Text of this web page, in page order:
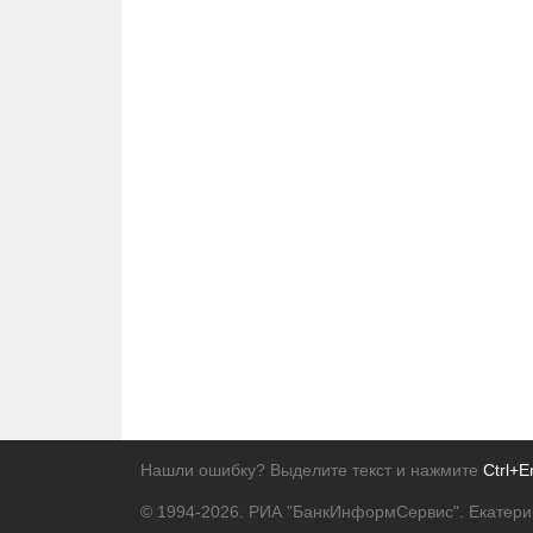
Нашли ошибку? Выделите текст и нажмите
© 1994-2026. РИА "БанкИнформСервис".